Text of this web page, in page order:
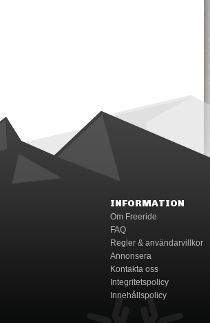
INFORMATION
Om Freeride
FAQ
Regler & användarvillkor
Annonsera
Kontakta oss
Integritetspolicy
Innehållspolicy